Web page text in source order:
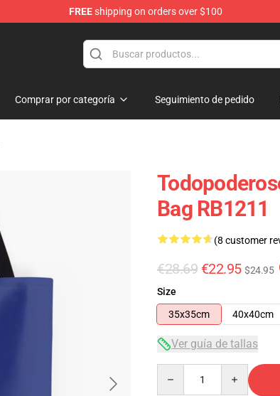
FREEshipping on orders over $100
Comprar por categoría Seguimiento de pedido
Bag RB1211
(8 customer
€28.69 €22.95 $24.95
Size
35x35cm
40x40cm
Ver guía de tallas